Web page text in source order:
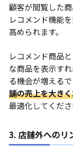
顧客が閲覧した
レコメンド機能
高められます。
レコメンド商品
な商品を表示す
る機会が増える
舗の売上を大き
最適化してくださ
3. 店舗外へのリ